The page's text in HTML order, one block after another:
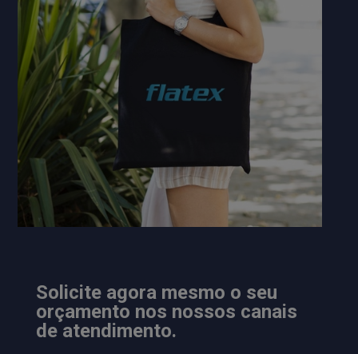
Solicite agora mesmo o seu
orçamento nos nossos canais
de atendimento.